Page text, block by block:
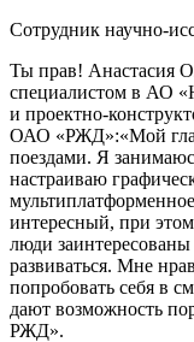
Сотрудник научно-
Ты прав! Анастасия
специалистом в АО
и проектно-
ОАО «РЖД»:«Мой
поездами. Я
настраиваю
интересный, при
люди заинтересованы
развиваться. Мне
попробовать себя в
дают возможность
РЖД».